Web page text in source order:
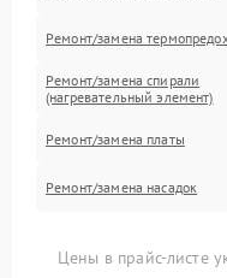
Ремонт/замена
Ремонт/замена спирали
(нагревательный элемент)
Ремонт/замена платы
Ремонт/замена насадок
Цены в прайс-листе